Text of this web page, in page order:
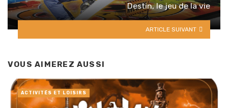
Destin, le jeu de la vie
ARTICLE SUIVANT
VOUS AIMEREZ AUSSI
ACTIVITÉS ET LOISIRS